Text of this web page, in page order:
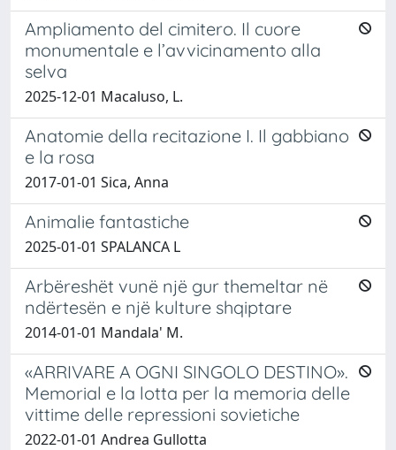
Ampliamento del cimitero. Il cuore
monumentale e l’avvicinamento alla
selva
2025-12-01 Macaluso, L.
Anatomie della recitazione I. Il gabbiano
e la rosa
2017-01-01 Sica, Anna
Animalie fantastiche
2025-01-01 SPALANCA L
Arbëreshët vunë një gur themeltar në
ndërtesën e një kulture shqiptare
2014-01-01 Mandala' M.
«ARRIVARE A OGNI SINGOLO DESTINO».
Memorial e la lotta per la memoria delle
vittime delle repressioni sovietiche
2022-01-01 Andrea Gullotta